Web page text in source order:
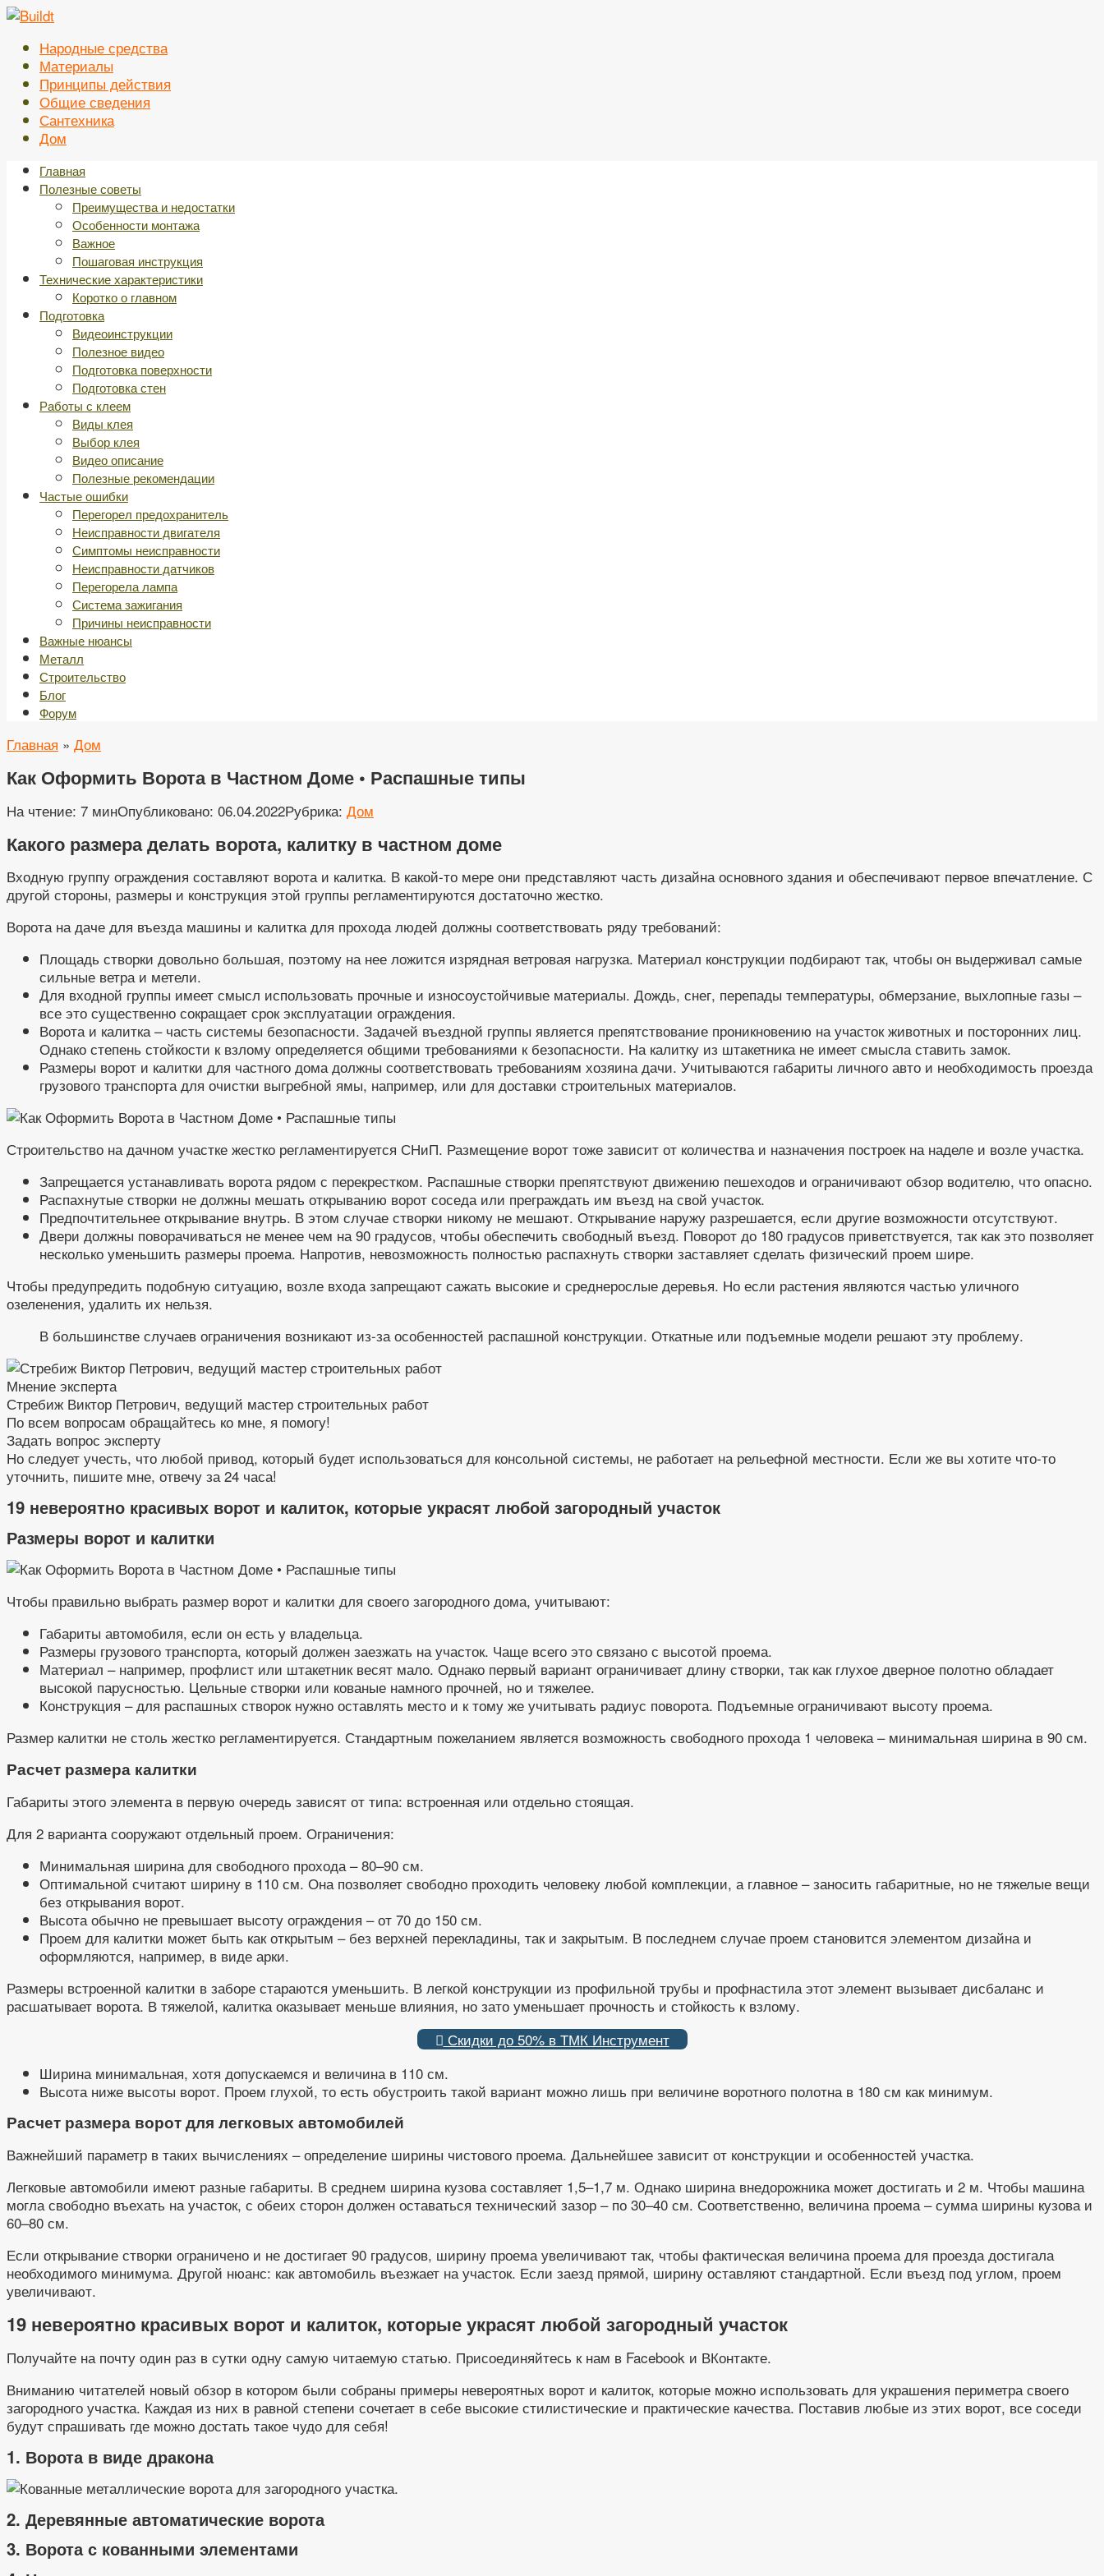
Перейти
контентуНародные средства
Материалы
Принципы действия
Общие сведения
Сантехника
Дом
Главная
Полезные советы
Преимущества и недостатки
Особенности монтажа
Важное
Пошаговая инструкция
Технические характеристики
Коротко о главном
Подготовка
Видеоинструкции
Полезное видео
Подготовка поверхности
Подготовка стен
Работы с клеем
Виды клея
Выбор клея
Видео описание
Полезные рекомендации
Частые ошибки
Перегорел предохранитель
Неисправности двигателя
Симптомы неисправности
Неисправности датчиков
Перегорела лампа
Система зажигания
Причины неисправности
Важные нюансы
Металл
Строительство
Блог
Форум
Главная » Дом
Как Оформить Ворота в Частном Доме • Распашные типы
На чтение: 7 минОпубликовано: 06.04.2022Рубрика: Дом
Какого размера делать ворота, калитку в частном доме
Входную группу ограждения составляют ворота и калитка. В какой-то мере они представляют часть дизайна основного здания и обеспечивают первое впечатление. С
другой стороны, размеры и конструкция этой группы регламентируются достаточно жестко.
Ворота на даче для въезда машины и калитка для прохода людей должны соответствовать ряду требований:
Площадь створки довольно большая, поэтому на нее ложится изрядная ветровая нагрузка. Материал конструкции подбирают так, чтобы он выдерживал самые
сильные ветра и метели.
Для входной группы имеет смысл использовать прочные и износоустойчивые материалы. Дождь, снег, перепады температуры, обмерзание, выхлопные газы –
все это существенно сокращает срок эксплуатации ограждения.
Ворота и калитка – часть системы безопасности. Задачей въездной группы является препятствование проникновению на участок животных и посторонних лиц.
Однако степень стойкости к взлому определяется общими требованиями к безопасности. На калитку из штакетника не имеет смысла ставить замок.
Размеры ворот и калитки для частного дома должны соответствовать требованиям хозяина дачи. Учитываются габариты личного авто и необходимость проезда
грузового транспорта для очистки выгребной ямы, например, или для доставки строительных материалов.
Строительство на дачном участке жестко регламентируется СНиП. Размещение ворот тоже зависит от количества и назначения построек на наделе и возле участка.
Запрещается устанавливать ворота рядом с перекрестком. Распашные створки препятствуют движению пешеходов и ограничивают обзор водителю, что опасно.
Распахнутые створки не должны мешать открыванию ворот соседа или преграждать им въезд на свой участок.
Предпочтительнее открывание внутрь. В этом случае створки никому не мешают. Открывание наружу разрешается, если другие возможности отсутствуют.
Двери должны поворачиваться не менее чем на 90 градусов, чтобы обеспечить свободный въезд. Поворот до 180 градусов приветствуется, так как это позволяет
несколько уменьшить размеры проема. Напротив, невозможность полностью распахнуть створки заставляет сделать физический проем шире.
Чтобы предупредить подобную ситуацию, возле входа запрещают сажать высокие и среднерослые деревья. Но если растения являются частью уличного
озеленения, удалить их нельзя.
В большинстве случаев ограничения возникают из-за особенностей распашной конструкции. Откатные или подъемные модели решают эту проблему.
Мнение эксперта
Стребиж Виктор Петрович, ведущий мастер строительных работ
По всем вопросам обращайтесь ко мне, я помогу!
Задать вопрос эксперту
Но следует учесть, что любой привод, который будет использоваться для консольной системы, не работает на рельефной местности. Если же вы хотите что-то
уточнить, пишите мне, отвечу за 24 часа!
19 невероятно красивых ворот и калиток, которые украсят любой загородный участок
Размеры ворот и калитки
Чтобы правильно выбрать размер ворот и калитки для своего загородного дома, учитывают:
Габариты автомобиля, если он есть у владельца.
Размеры грузового транспорта, который должен заезжать на участок. Чаще всего это связано с высотой проема.
Материал – например, профлист или штакетник весят мало. Однако первый вариант ограничивает длину створки, так как глухое дверное полотно обладает
высокой парусностью. Цельные створки или кованые намного прочней, но и тяжелее.
Конструкция – для распашных створок нужно оставлять место и к тому же учитывать радиус поворота. Подъемные ограничивают высоту проема.
Размер калитки не столь жестко регламентируется. Стандартным пожеланием является возможность свободного прохода 1 человека – минимальная ширина в 90 см.
Расчет размера калитки
Габариты этого элемента в первую очередь зависят от типа: встроенная или отдельно стоящая.
Для 2 варианта сооружают отдельный проем. Ограничения:
Минимальная ширина для свободного прохода – 80–90 см.
Оптимальной считают ширину в 110 см. Она позволяет свободно проходить человеку любой комплекции, а главное – заносить габаритные, но не тяжелые вещи
без открывания ворот.
Высота обычно не превышает высоту ограждения – от 70 до 150 см.
Проем для калитки может быть как открытым – без верхней перекладины, так и закрытым. В последнем случае проем становится элементом дизайна и
оформляются, например, в виде арки.
Размеры встроенной калитки в заборе стараются уменьшить. В легкой конструкции из профильной трубы и профнастила этот элемент вызывает дисбаланс и
расшатывает ворота. В тяжелой, калитка оказывает меньше влияния, но зато уменьшает прочность и стойкость к взлому.
Скидки до 50% в ТМК Инструмент
Ширина минимальная, хотя допускаемся и величина в 110 см.
Высота ниже высоты ворот. Проем глухой, то есть обустроить такой вариант можно лишь при величине воротного полотна в 180 см как минимум.
Расчет размера ворот для легковых автомобилей
Важнейший параметр в таких вычислениях – определение ширины чистового проема. Дальнейшее зависит от конструкции и особенностей участка.
Легковые автомобили имеют разные габариты. В среднем ширина кузова составляет 1,5–1,7 м. Однако ширина внедорожника может достигать и 2 м. Чтобы машина
могла свободно въехать на участок, с обеих сторон должен оставаться технический зазор – по 30–40 см. Соответственно, величина проема – сумма ширины кузова и
60–80 см.
Если открывание створки ограничено и не достигает 90 градусов, ширину проема увеличивают так, чтобы фактическая величина проема для проезда достигала
необходимого минимума. Другой нюанс: как автомобиль въезжает на участок. Если заезд прямой, ширину оставляют стандартной. Если въезд под углом, проем
увеличивают.
19 невероятно красивых ворот и калиток, которые украсят любой загородный участок
Получайте на почту один раз в сутки одну самую читаемую статью. Присоединяйтесь к нам в Facebook и ВКонтакте.
Вниманию читателей новый обзор в котором были собраны примеры невероятных ворот и калиток, которые можно использовать для украшения периметра своего
загородного участка. Каждая из них в равной степени сочетает в себе высокие стилистические и практические качества. Поставив любые из этих ворот, все соседи
будут спрашивать где можно достать такое чудо для себя!
1. Ворота в виде дракона
2. Деревянные автоматические ворота
3. Ворота с кованными элементами